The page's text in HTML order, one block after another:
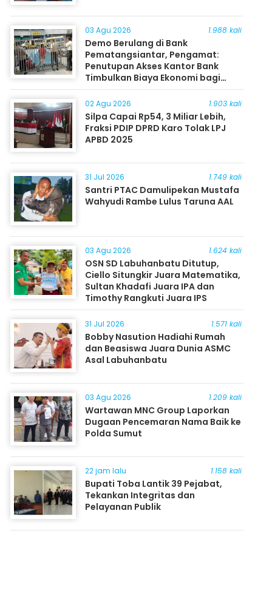
03 Agu 2026 1.988 kali
Demo Berulang di Bank
Pematangsiantar, Pengamat:
Penutupan Akses Kantor Bank
Timbulkan Biaya Ekonomi bagi
Masyarakat
02 Agu 2026 1.903 kali
Silpa Capai Rp54, 3 Miliar Lebih,
Fraksi PDIP DPRD Karo Tolak LPJ
APBD 2025
31 Jul 2026 1.749 kali
Santri PTAC Damulipekan Mustafa
Wahyudi Rambe Lulus Taruna AAL
03 Agu 2026 1.624 kali
OSN SD Labuhanbatu Ditutup,
Ciello Situngkir Juara Matematika,
Sultan Khadafi Juara IPA dan
Timothy Rangkuti Juara IPS
31 Jul 2026 1.571 kali
Bobby Nasution Hadiahi Rumah
dan Beasiswa Juara Dunia ASMC
Asal Labuhanbatu
03 Agu 2026 1.209 kali
Wartawan MNC Group Laporkan
Dugaan Pencemaran Nama Baik ke
Polda Sumut
22 jam lalu 1.158 kali
Bupati Toba Lantik 39 Pejabat,
Tekankan Integritas dan
Pelayanan Publik